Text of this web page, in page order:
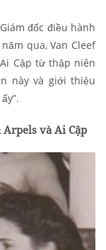
đốc điều hành
qua, Van Cleef
Cập từ thập niên
này và giới thiệu
và Ai Cập